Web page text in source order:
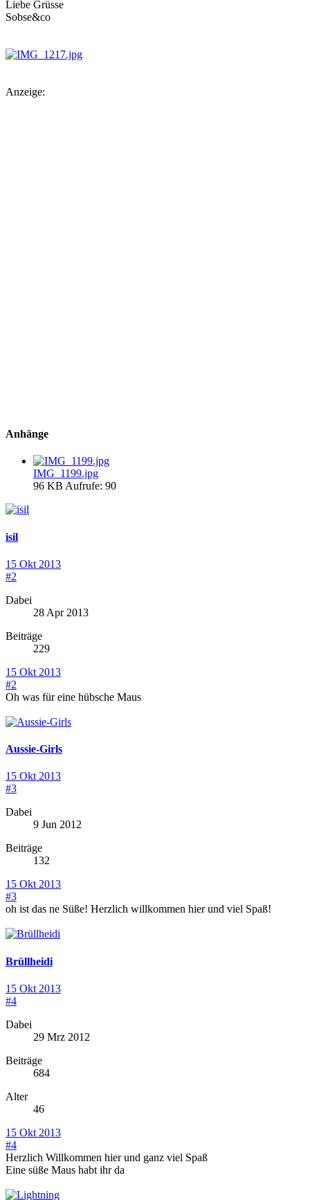
Liebe Grüsse
Sobse&co
Anzeige:
Anhänge
IMG_1199.jpg
96 KB Aufrufe: 90
isil
15 Okt 2013
#2
Dabei
28 Apr 2013
Beiträge
229
15 Okt 2013
#2
Oh was für eine hübsche Maus
Aussie-Girls
15 Okt 2013
#3
Dabei
9 Jun 2012
Beiträge
132
15 Okt 2013
#3
oh ist das ne Süße! Herzlich willkommen hier und viel Spaß!
Brüllheidi
15 Okt 2013
#4
Dabei
29 Mrz 2012
Beiträge
684
Alter
46
15 Okt 2013
#4
Herzlich Willkommen hier und ganz viel Spaß
Eine süße Maus habt ihr da